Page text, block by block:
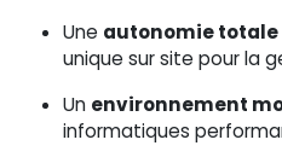
Une autonomie totale
unique sur site pour la
Un environnement
informatiques